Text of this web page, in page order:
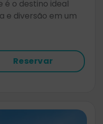
é o destino ideal
e diversão em um
Reservar